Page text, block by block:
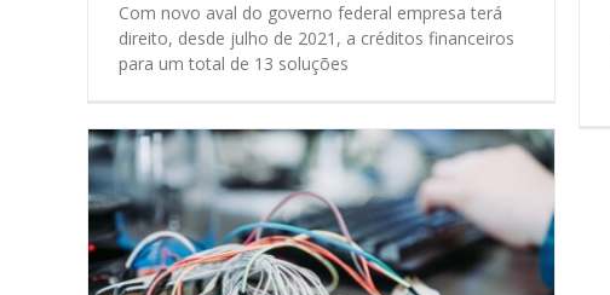
Com novo aval do governo federal empresa terá
direito, desde julho de 2021, a créditos financeiros
para um total de 13 soluções